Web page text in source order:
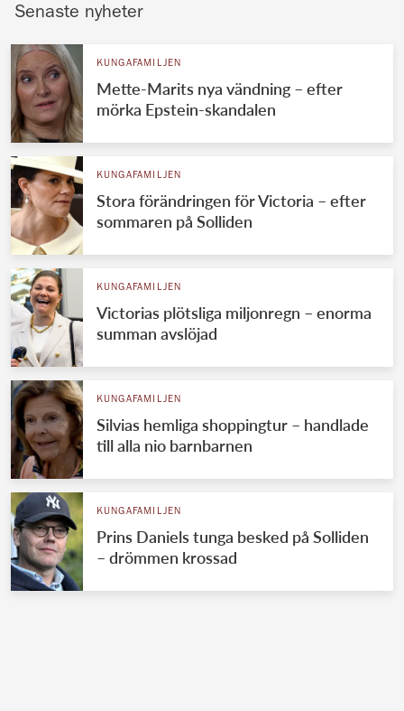
Senaste nyheter
KUNGAFAMILJEN
Mette-Marits nya vändning – efter
mörka Epstein-skandalen
KUNGAFAMILJEN
Stora förändringen för Victoria – efter
sommaren på Solliden
KUNGAFAMILJEN
Victorias plötsliga miljonregn – enorma
summan avslöjad
KUNGAFAMILJEN
Silvias hemliga shoppingtur – handlade
till alla nio barnbarnen
KUNGAFAMILJEN
Prins Daniels tunga besked på Solliden
– drömmen krossad